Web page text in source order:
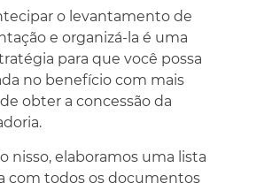
o levantamento de
e organizá-la é uma
para que você possa
no benefício com mais
obter a concessão da
nisso, elaboramos uma lista
com todos os documentos